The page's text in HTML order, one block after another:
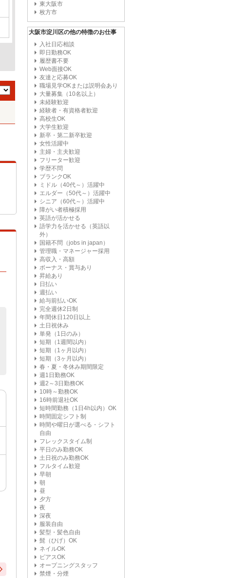
東大阪市
枚方市
大阪市淀川区の他の特徴のお仕事
入社日応相談
即日勤務OK
履歴書不要
Web面接OK
友達と応募OK
職場見学OKまたは説明会あり
大量募集（10名以上）
未経験歓迎
経験者・有資格者歓迎
高校生OK
大学生歓迎
新卒・第二新卒歓迎
女性活躍中
主婦・主夫歓迎
フリーター歓迎
学歴不問
ブランクOK
ミドル（40代～）活躍中
エルダー（50代～）活躍中
シニア（60代～）活躍中
障がい者積極採用
英語が活かせる
語学力を活かせる（英語以
外）
国籍不問（jobs in japan）
管理職・マネージャー採用
高収入・高額
ボーナス・賞与あり
昇給あり
日払い
週払い
給与前払いOK
完全週休2日制
年間休日120日以上
土日祝休み
単発（1日のみ）
短期（1週間以内）
短期（1ヶ月以内）
短期（3ヶ月以内）
春・夏・冬休み期間限定
週1日勤務OK
週2～3日勤務OK
10時～勤務OK
16時前退社OK
短時間勤務（1日4h以内）OK
時間固定シフト制
時間や曜日が選べる・シフト
自由
フレックスタイム制
平日のみ勤務OK
土日祝のみ勤務OK
フルタイム歓迎
早朝
朝
昼
夕方
夜
深夜
服装自由
髪型・髪色自由
髭（ひげ）OK
ネイルOK
ピアスOK
オープニングスタッフ
禁煙・分煙